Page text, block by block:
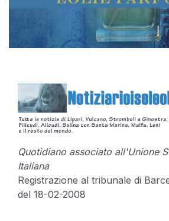
Quotidiano associato all'Unione
Italiana
Registrazione al tribunale di
del 18-02-2008